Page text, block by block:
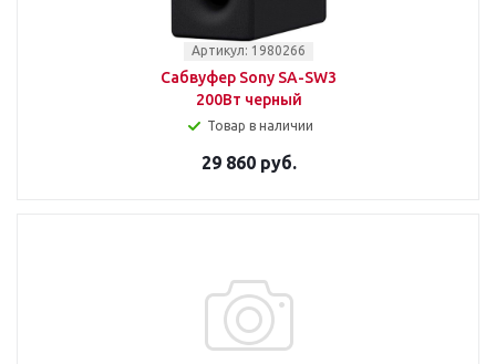
Артикул: 1980266
Сабвуфер Sony SA-SW3
200Вт черный
Товар в наличии
29 860 руб.